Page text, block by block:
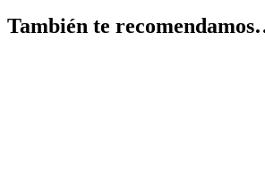
También te